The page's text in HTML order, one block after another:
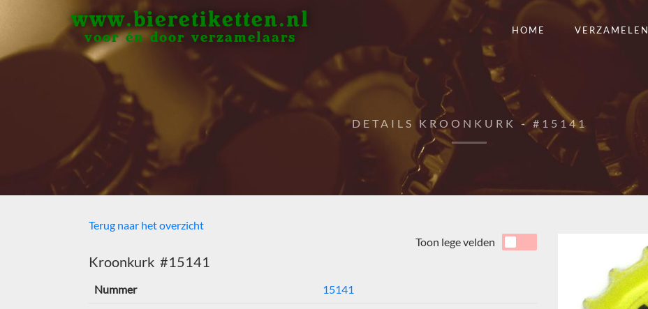
www.bieretiketten.nl
voor én door verzamelaars
HOME VERZAMELEN
DETAILS KROONKURK - #15141
Terug naar het overzicht
Kroonkurk #15141
Toon lege velden
Nummer 15141